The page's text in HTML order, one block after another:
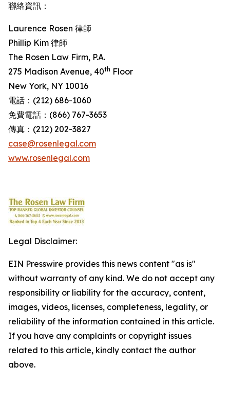
聯絡資訊：
Laurence Rosen 律師
Phillip Kim 律師
The Rosen Law Firm, P.A.
275 Madison Avenue, 40th Floor
New York, NY 10016
電話：(212) 686-1060
免費電話：(866) 767-3653
傳真：(212) 202-3827
case@rosenlegal.com
www.rosenlegal.com
Legal Disclaimer:
EIN Presswire provides this news content "as is"
without warranty of any kind. We do not accept any
responsibility or liability for the accuracy, content,
images, videos, licenses, completeness, legality, or
reliability of the information contained in this article.
If you have any complaints or copyright issues
related to this article, kindly contact the author
above.